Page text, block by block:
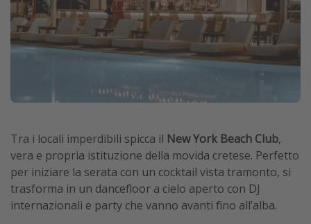
Tra i locali imperdibili spicca il New York Beach Club,
vera e propria istituzione della movida cretese. Perfetto
per iniziare la serata con un cocktail vista tramonto, si
trasforma in un dancefloor a cielo aperto con DJ
internazionali e party che vanno avanti fino all’alba.